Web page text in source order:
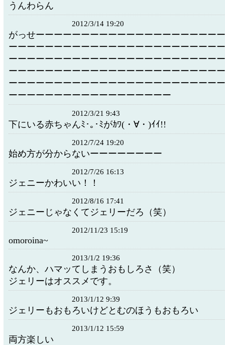
うんわらん
2012/3/14 19:20
がっせーーーーーーーーーーーーーーーーーーーー
ーーーーーーーーーーーーーーーーーーーーーーー
ーーーーーーーーーーーーーーーーーーーーーーー
ーーーーーーーーーーーーーーーーーーーーーーー
ーーーーーーーーーーーーーーーーーーーーーーー
ーーーーーーーーーーーーーーーーーー
2012/3/21 9:43
下にいる赤ちゃんﾐ･｡･ﾐがｶﾜ(・∀・)ｲｲ!!
2012/7/24 19:20
始め方が分からないーーーーーーーー
2012/7/26 16:13
ジェニーかわいい！！
2012/8/16 17:41
ジェニーじゃなくてジェリーだろ（笑）
2012/11/23 15:19
omoroina~
2013/1/2 19:36
なんか、ハマッてしまうおもしろさ（笑）
ジェリーはオススメです。
2013/1/12 9:39
ジェリーもおもろいけどとむのほうもおもろい
2013/1/12 15:59
両方楽しい